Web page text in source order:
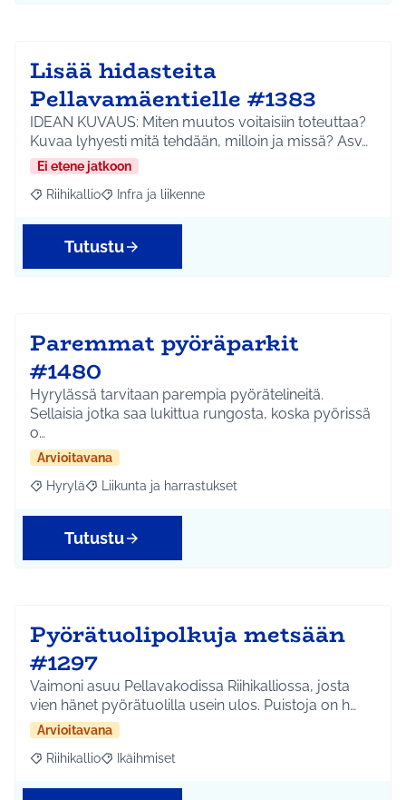
Lisää hidasteita
Pellavamäentielle #1383
IDEAN KUVAUS: Miten muutos voitaisiin toteuttaa?
Kuvaa lyhyesti mitä tehdään, milloin ja missä? Asv…
Ei etene jatkoon
Rajaa tulokset aihepiirin mukaan: Riihikallio
Riihikallio Rajaa tulokset teeman mukaan: Infra ja liikenne
Infra ja liikenne
Tutustu
Paremmat pyöräparkit
#1480
Hyrylässä tarvitaan parempia pyörätelineitä.
Sellaisia jotka saa lukittua rungosta, koska pyörissä
o…
Arvioitavana
Rajaa tulokset aihepiirin mukaan: Hyrylä
Hyrylä Rajaa tulokset teeman mukaan: Liikunta ja
Liikunta ja harrastukset
Tutustu
Pyörätuolipolkuja metsään
#1297
Vaimoni asuu Pellavakodissa Riihikalliossa, josta
vien hänet pyörätuolilla usein ulos. Puistoja on h…
Arvioitavana
Rajaa tulokset aihepiirin mukaan: Riihikallio
Riihikallio Rajaa tulokset teeman mukaan: Ikäihmiset
Ikäihmiset